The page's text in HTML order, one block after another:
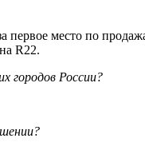
первое место по
R22.
городов России?